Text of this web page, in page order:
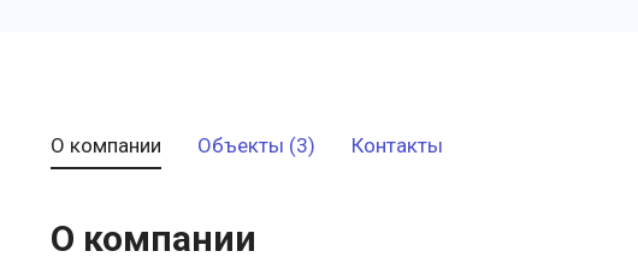
О компании Объекты (3) Контакты
О компании